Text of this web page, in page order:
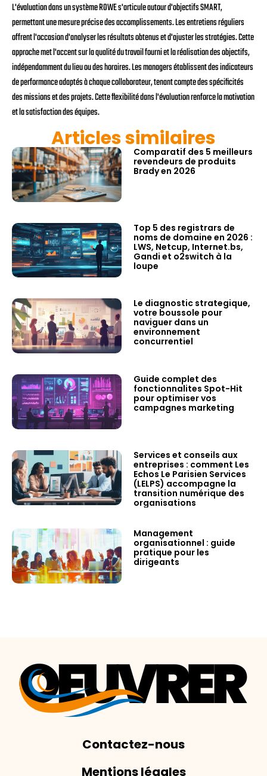
L'évaluation dans un système ROWE s'articule autour d'objectifs SMART,
permettant une mesure précise des accomplissements. Les entretiens réguliers
offrent l'occasion d'analyser les résultats obtenus et d'ajuster les stratégies. Cette
approche met l'accent sur la qualité du travail fourni et la réalisation des objectifs,
indépendamment du lieu ou des horaires. Les managers établissent des indicateurs
de performance adaptés à chaque collaborateur, tenant compte des spécificités
des missions et des projets. Cette flexibilité dans l'évaluation renforce la motivation
et la satisfaction des équipes.
Articles similaires
Comparatif des 5 meilleurs
revendeurs de produits
Brady en 2026
Top 5 des registrars de
noms de domaine en 2026 :
LWS, Netcup, Internet.bs,
Gandi et o2switch à la
loupe
Le diagnostic strategique,
votre boussole pour
naviguer dans un
environnement
concurrentiel
Guide complet des
fonctionnalites Spot-Hit
pour optimiser vos
campagnes marketing
Services et conseils aux
entreprises : comment Les
Echos Le Parisien Services
(LELPS) accompagne la
transition numérique des
organisations
Management
organisationnel : guide
pratique pour les
dirigeants
Contactez-nous
Mentions légales